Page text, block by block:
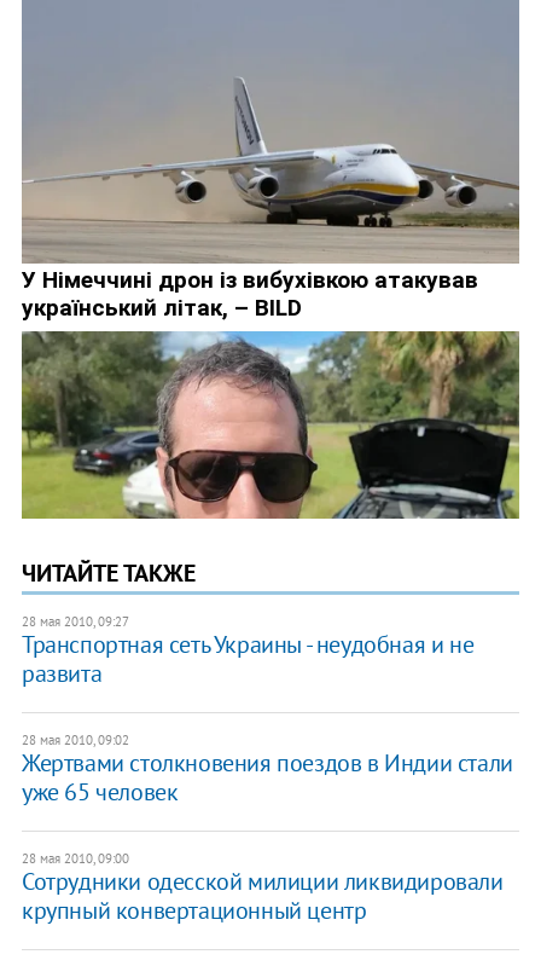
ЧИТАЙТЕ ТАКЖЕ
28 мая 2010, 09:27
Транспортная сеть Украины - неудобная и не
развита
28 мая 2010, 09:02
Жертвами столкновения поездов в Индии стали
уже 65 человек
28 мая 2010, 09:00
Сотрудники одесской милиции ликвидировали
крупный конвертационный центр